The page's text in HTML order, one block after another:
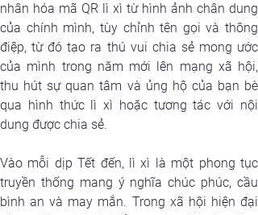
nhân hóa mã QR lì xì từ hình ảnh chân dung
của chính mình, tùy chỉnh tên gọi và thông
điệp, từ đó tạo ra thú vui chia sẻ mong ước
của mình trong năm mới lên mạng xã hội,
thu hút sự quan tâm và ủng hộ của bạn bè
qua hình thức lì xì hoặc tương tác với nội
dung được chia sẻ.
Vào mỗi dịp Tết đến, lì xì là một phong tục
truyền thống mang ý nghĩa chúc phúc, cầu
bình an và may mắn. Trong xã hội hiện đại